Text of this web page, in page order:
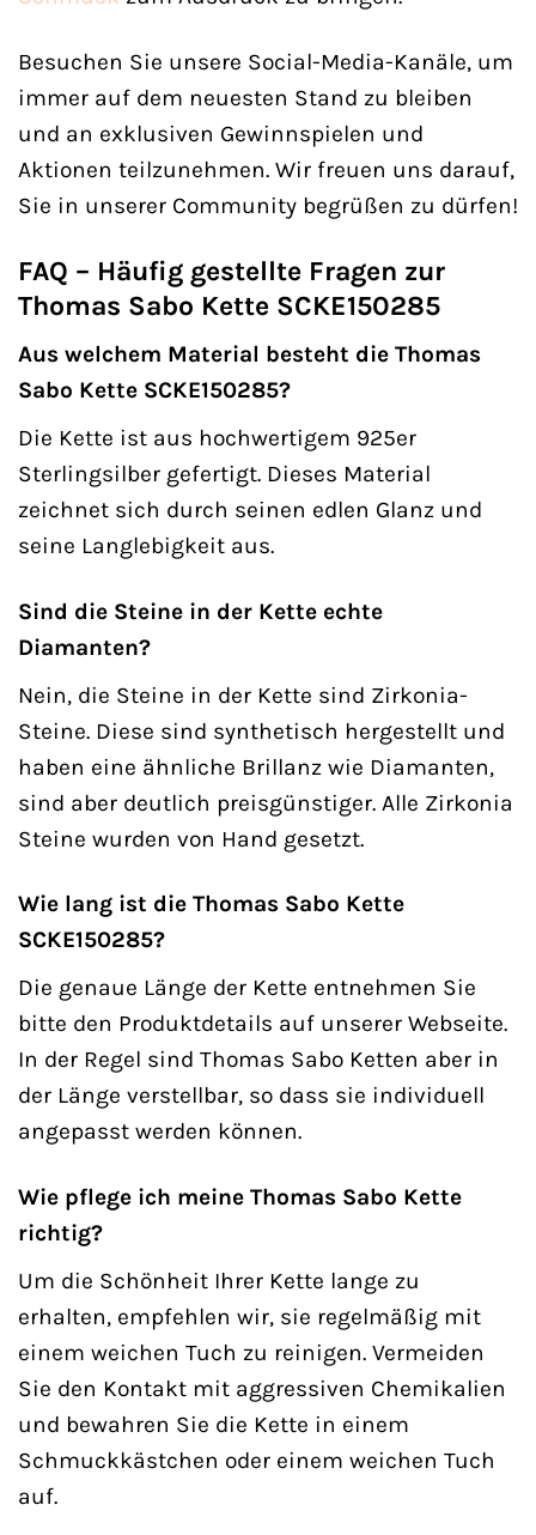
Besuchen Sie unsere Social-Media-Kanäle, um
immer auf dem neuesten Stand zu bleiben
und an exklusiven Gewinnspielen und
Aktionen teilzunehmen. Wir freuen uns darauf,
Sie in unserer Community begrüßen zu dürfen!
FAQ – Häufig gestellte Fragen zur
Thomas Sabo Kette SCKE150285
Aus welchem Material besteht die Thomas
Sabo Kette SCKE150285?
Die Kette ist aus hochwertigem 925er
Sterlingsilber gefertigt. Dieses Material
zeichnet sich durch seinen edlen Glanz und
seine Langlebigkeit aus.
Sind die Steine in der Kette echte
Diamanten?
Nein, die Steine in der Kette sind Zirkonia-
Steine. Diese sind synthetisch hergestellt und
haben eine ähnliche Brillanz wie Diamanten,
sind aber deutlich preisgünstiger. Alle Zirkonia
Steine wurden von Hand gesetzt.
Wie lang ist die Thomas Sabo Kette
SCKE150285?
Die genaue Länge der Kette entnehmen Sie
bitte den Produktdetails auf unserer Webseite.
In der Regel sind Thomas Sabo Ketten aber in
der Länge verstellbar, so dass sie individuell
angepasst werden können.
Wie pflege ich meine Thomas Sabo Kette
richtig?
Um die Schönheit Ihrer Kette lange zu
erhalten, empfehlen wir, sie regelmäßig mit
einem weichen Tuch zu reinigen. Vermeiden
Sie den Kontakt mit aggressiven Chemikalien
und bewahren Sie die Kette in einem
Schmuckkästchen oder einem weichen Tuch
auf.